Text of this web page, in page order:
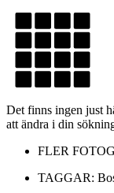
Det finns ingen just
att ändra i din
FLER
TAGGAR: